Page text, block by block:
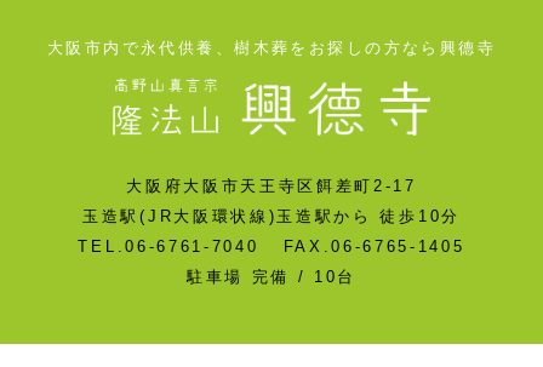
大阪市内で永代供養、樹木葬をお探しの方なら興德寺
大阪府大阪市天王寺区餌差町2-17
玉造駅(JR大阪環状線)玉造駅から 徒歩10分
TEL.06-6761-7040 FAX.06-6765-1405
駐車場 完備 / 10台